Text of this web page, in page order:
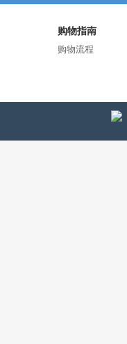
购物指南
购物流程